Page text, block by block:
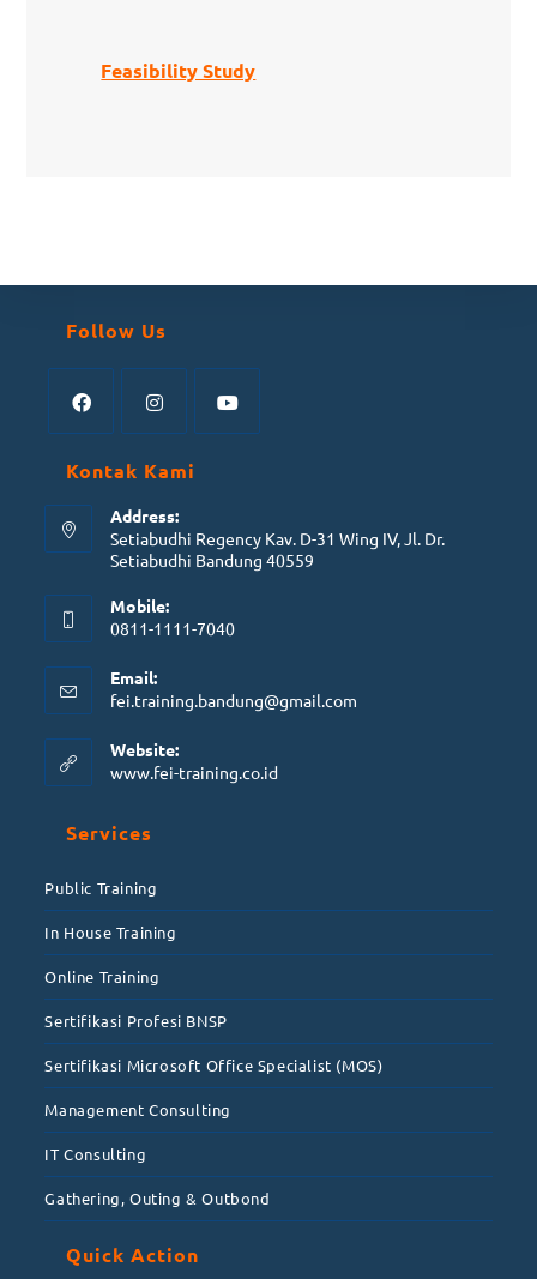
Feasibility Study
Follow Us
Kontak Kami
Address:
Setiabudhi Regency Kav. D-31 Wing IV, Jl. Dr.
Setiabudhi Bandung 40559
Mobile:
0811-1111-7040
Email:
fei.training.bandung@gmail.com
Website:
www.fei-training.co.id
Services
Public Training
In House Training
Online Training
Sertifikasi Profesi BNSP
Sertifikasi Microsoft Office Specialist (MOS)
Management Consulting
IT Consulting
Gathering, Outing & Outbond
Quick Action